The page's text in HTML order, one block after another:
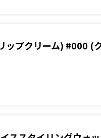
ップクリーム) #000 (